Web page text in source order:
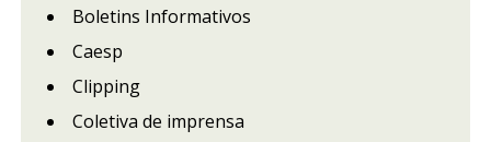
Boletins Informativos
Caesp
Clipping
Coletiva de imprensa